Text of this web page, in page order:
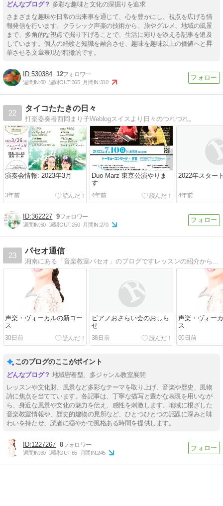
多彩な趣味と文化の深掘りを追求
さまざまな趣味や日常の出来事を通じて、心を豊かにし、視点を広げる情
報発信を行います。クラシック声楽の技術から、旅やグルメ、地域の風景
まで、多角的な視点で掘り下げることで、生活に彩りを添える記事を追及
しています。個人の経験と知識を融合させ、趣味を趣味以上の価値へと昇
華させる文章表現が特徴的です。
530384 12
週間IN:60 週間OUT:365 月間IN:310
22
タイコたたきの日々
打楽器奏者西岡まり子Weblogスイスより日々のつれづれ。
演奏会情報: 2023年3月
3年前
Duo Marz 東京公演やりま
す
4年前
2022年スター
4年前
362227 9
週間IN:60 週間OUT:250 月間IN:270
23
パセオ通信
湘南にある「音楽教室パセオ」のブログですレッスンの紹介からライブのお知らせ、スタッフのぼやきまで色々書いています（笑）
声楽・ヴォーカルの新コー
ス
30日前
ピアノおさらい会のおしら
せ
38日前
声楽・ヴォー
ス
60日前
このブログのここがポイント
地域密着型、多ジャンル教室展開
レッスンや文化財、風景など多彩なテーマを取り上げ、音楽や歴史、風物
詩に焦点を当てています。各記事は、丁寧な描写と豊かな表現を用いなが
ら、身近な風景や文化の魅力を伝え、感性を刺激します。地域に根ざした
音楽教室情報や、歴史的建物の見所など、ひとつひとつの話題に深みと味
わいを持たせ、読者に穏やかで風格ある時間を提供します。
1227267 8
週間IN:60 週間OUT:85 月間IN:245